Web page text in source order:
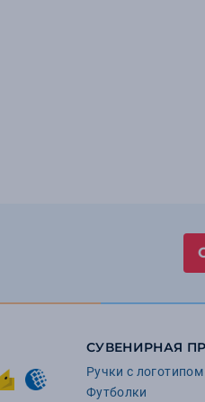
СУВЕНИРНАЯ
Ручки с логотипом
Футболки